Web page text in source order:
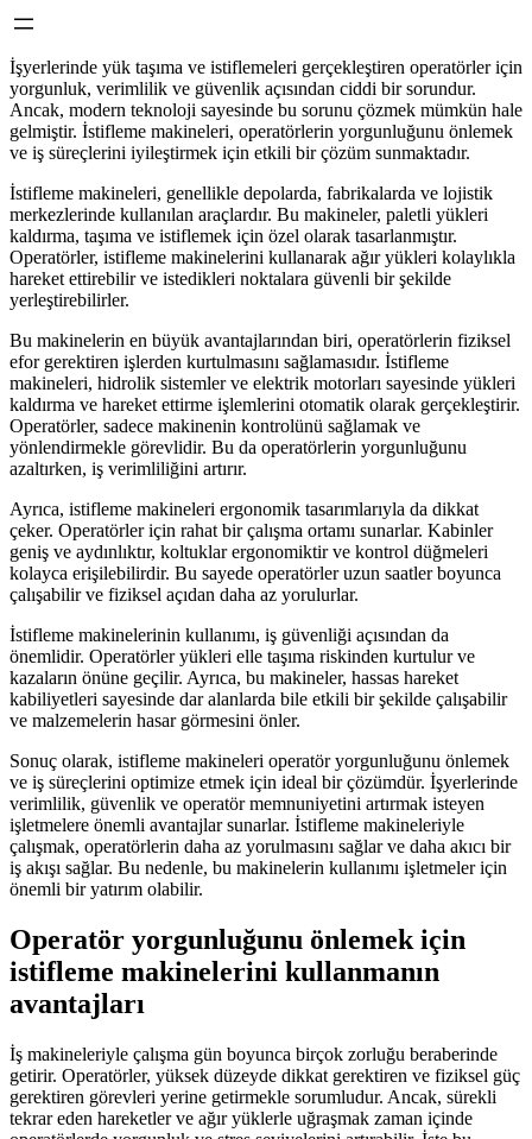
İşyerlerinde yük taşıma ve istiflemeleri gerçekleştiren operatörler için
yorgunluk, verimlilik ve güvenlik açısından ciddi bir sorundur.
Ancak, modern teknoloji sayesinde bu sorunu çözmek mümkün hale
gelmiştir. İstifleme makineleri, operatörlerin yorgunluğunu önlemek
ve iş süreçlerini iyileştirmek için etkili bir çözüm sunmaktadır.
İstifleme makineleri, genellikle depolarda, fabrikalarda ve lojistik
merkezlerinde kullanılan araçlardır. Bu makineler, paletli yükleri
kaldırma, taşıma ve istiflemek için özel olarak tasarlanmıştır.
Operatörler, istifleme makinelerini kullanarak ağır yükleri kolaylıkla
hareket ettirebilir ve istedikleri noktalara güvenli bir şekilde
yerleştirebilirler.
Bu makinelerin en büyük avantajlarından biri, operatörlerin fiziksel
efor gerektiren işlerden kurtulmasını sağlamasıdır. İstifleme
makineleri, hidrolik sistemler ve elektrik motorları sayesinde yükleri
kaldırma ve hareket ettirme işlemlerini otomatik olarak gerçekleştirir.
Operatörler, sadece makinenin kontrolünü sağlamak ve
yönlendirmekle görevlidir. Bu da operatörlerin yorgunluğunu
azaltırken, iş verimliliğini artırır.
Ayrıca, istifleme makineleri ergonomik tasarımlarıyla da dikkat
çeker. Operatörler için rahat bir çalışma ortamı sunarlar. Kabinler
geniş ve aydınlıktır, koltuklar ergonomiktir ve kontrol düğmeleri
kolayca erişilebilirdir. Bu sayede operatörler uzun saatler boyunca
çalışabilir ve fiziksel açıdan daha az yorulurlar.
İstifleme makinelerinin kullanımı, iş güvenliği açısından da
önemlidir. Operatörler yükleri elle taşıma riskinden kurtulur ve
kazaların önüne geçilir. Ayrıca, bu makineler, hassas hareket
kabiliyetleri sayesinde dar alanlarda bile etkili bir şekilde çalışabilir
ve malzemelerin hasar görmesini önler.
Sonuç olarak, istifleme makineleri operatör yorgunluğunu önlemek
ve iş süreçlerini optimize etmek için ideal bir çözümdür. İşyerlerinde
verimlilik, güvenlik ve operatör memnuniyetini artırmak isteyen
işletmelere önemli avantajlar sunarlar. İstifleme makineleriyle
çalışmak, operatörlerin daha az yorulmasını sağlar ve daha akıcı bir
iş akışı sağlar. Bu nedenle, bu makinelerin kullanımı işletmeler için
önemli bir yatırım olabilir.
Operatör yorgunluğunu önlemek için
istifleme makinelerini kullanmanın
avantajları
İş makineleriyle çalışma gün boyunca birçok zorluğu beraberinde
getirir. Operatörler, yüksek düzeyde dikkat gerektiren ve fiziksel güç
gerektiren görevleri yerine getirmekle sorumludur. Ancak, sürekli
tekrar eden hareketler ve ağır yüklerle uğraşmak zaman içinde